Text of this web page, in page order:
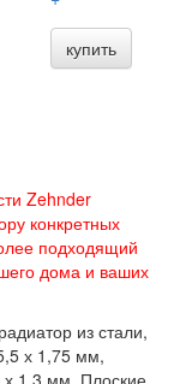
купить
Zehnder
конкретных
подходящий
дома и ваших
из стали,
х 1,75 мм,
х 1,3 мм. Плоские